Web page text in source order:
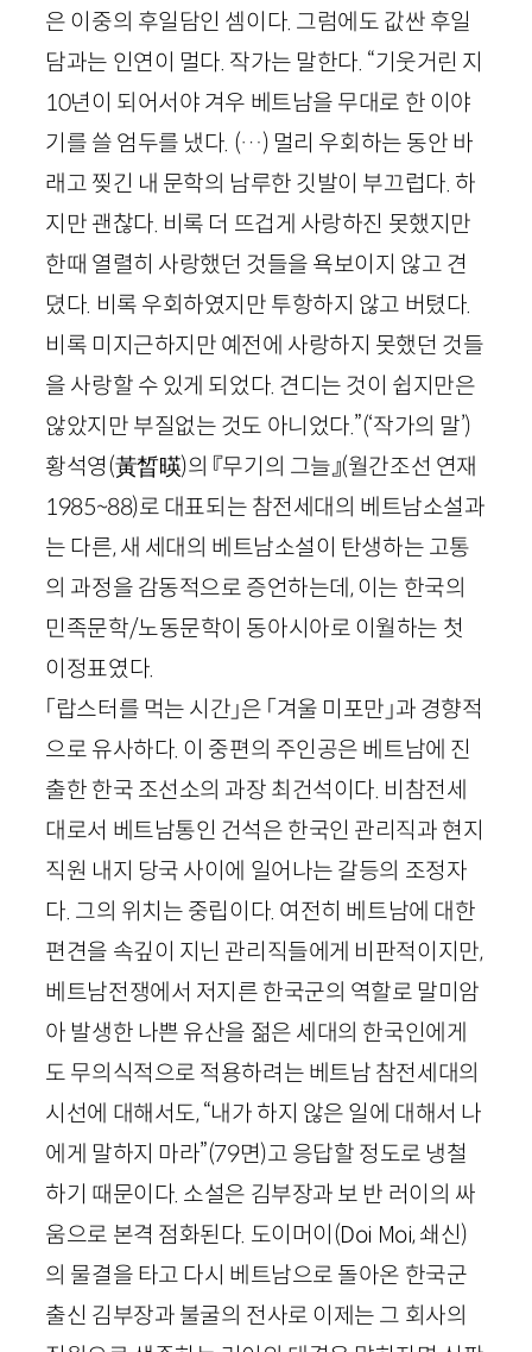
은 이중의 후일담인 셈이다. 그럼에도 값싼 후일
담과는 인연이 멀다. 작가는 말한다. “기웃거린 지
10년이 되어서야 겨우 베트남을 무대로 한 이야
기를 쓸 엄두를 냈다. (…) 멀리 우회하는 동안 바
래고 찢긴 내 문학의 남루한 깃발이 부끄럽다. 하
지만 괜찮다. 비록 더 뜨겁게 사랑하진 못했지만
한때 열렬히 사랑했던 것들을 욕보이지 않고 견
뎠다. 비록 우회하였지만 투항하지 않고 버텼다.
비록 미지근하지만 예전에 사랑하지 못했던 것들
을 사랑할 수 있게 되었다. 견디는 것이 쉽지만은
않았지만 부질없는 것도 아니었다.”(‘작가의 말’)
황석영(黃晳暎)의 『무기의 그늘』(월간조선 연재
1985~88)로 대표되는 참전세대의 베트남소설과
는 다른, 새 세대의 베트남소설이 탄생하는 고통
의 과정을 감동적으로 증언하는데, 이는 한국의
민족문학/노동문학이 동아시아로 이월하는 첫
이정표였다.
「랍스터를 먹는 시간」은 「겨울 미포만」과 경향적
으로 유사하다. 이 중편의 주인공은 베트남에 진
출한 한국 조선소의 과장 최건석이다. 비참전세
대로서 베트남통인 건석은 한국인 관리직과 현지
직원 내지 당국 사이에 일어나는 갈등의 조정자
다. 그의 위치는 중립이다. 여전히 베트남에 대한
편견을 속깊이 지닌 관리직들에게 비판적이지만,
베트남전쟁에서 저지른 한국군의 역할로 말미암
아 발생한 나쁜 유산을 젊은 세대의 한국인에게
도 무의식적으로 적용하려는 베트남 참전세대의
시선에 대해서도, “내가 하지 않은 일에 대해서 나
에게 말하지 마라”(79면)고 응답할 정도로 냉철
하기 때문이다. 소설은 김부장과 보 반 러이의 싸
움으로 본격 점화된다. 도이머이(Doi Moi,쇄신)
의 물결을 타고 다시 베트남으로 돌아온 한국군
출신 김부장과 불굴의 전사로 이제는 그 회사의